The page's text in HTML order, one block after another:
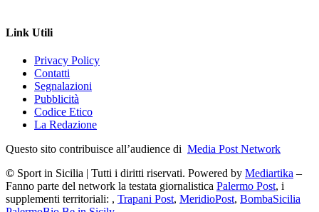
Link Utili
Privacy Policy
Contatti
Segnalazioni
Pubblicità
Codice Etico
La Redazione
Questo sito contribuisce all’audience di Media Post Network
© Sport in Sicilia | Tutti i diritti riservati. Powered by Mediartika –
Fanno parte del network la testata giornalistica Palermo Post, i
supplementi territoriali: , Trapani Post, MeridioPost, BombaSicilia